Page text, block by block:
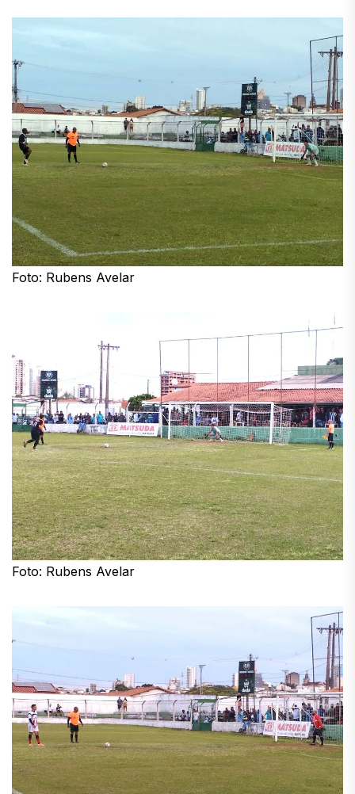
Foto: Rubens Avelar
Foto: Rubens Avelar